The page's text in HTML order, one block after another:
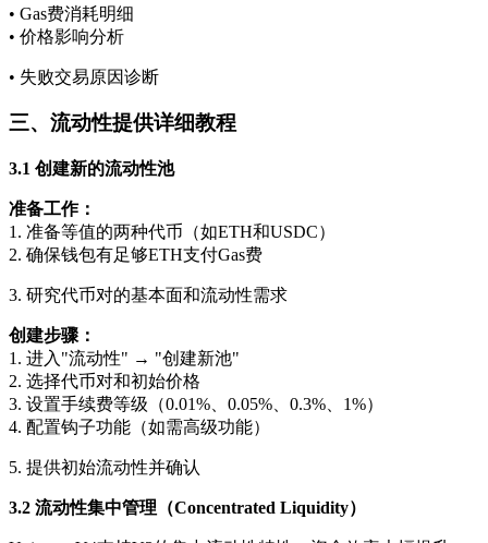
• Gas费消耗明细
• 价格影响分析
• 失败交易原因诊断
三、流动性提供详细教程
3.1 创建新的流动性池
准备工作：
1. 准备等值的两种代币（如ETH和USDC）
2. 确保钱包有足够ETH支付Gas费
3. 研究代币对的基本面和流动性需求
创建步骤：
1. 进入"流动性" → "创建新池"
2. 选择代币对和初始价格
3. 设置手续费等级（0.01%、0.05%、0.3%、1%）
4. 配置钩子功能（如需高级功能）
5. 提供初始流动性并确认
3.2 流动性集中管理（Concentrated Liquidity）